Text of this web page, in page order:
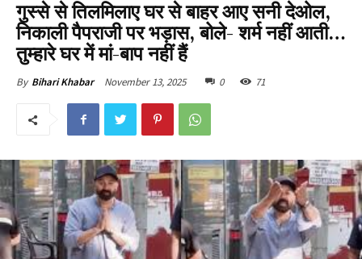
गुस्से से तिलमिलाए घर से बाहर आए सनी देओल,
निकाली पैपराजी पर भड़ास, बोले- शर्म नहीं आती…
तुम्हारे घर में मां-बाप नहीं हैं
By Bihari Khabar November 13, 2025 0 71